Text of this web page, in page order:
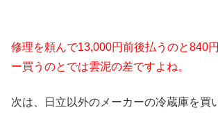
修理を頼んで13,000円前後払うのと840
ー買うのとでは雲泥の差ですよね。
次は、日立以外のメーカーの冷蔵庫を買